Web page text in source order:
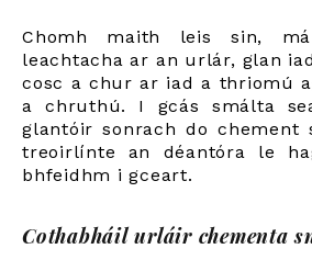
Chomh maith leis sin,
leachtacha ar an urlár, glan
cosc a chur ar iad a thriomú
a chruthú. I gcás smálta
glantóir sonrach do chement
treoirlínte an déantóra le
bhfeidhm i gceart.
Cothabháil urláir chementa